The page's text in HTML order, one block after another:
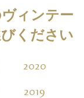
ィンテー
ください
2020
2019